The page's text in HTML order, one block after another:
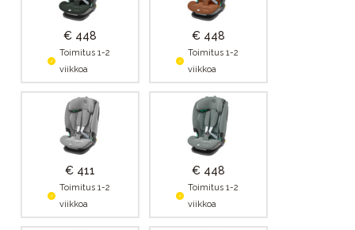
€ 448
Toimitus 1-2
viikkoa
€ 448
Toimitus 1-2
viikkoa
€ 411
Toimitus 1-2
viikkoa
€ 448
Toimitus 1-2
viikkoa